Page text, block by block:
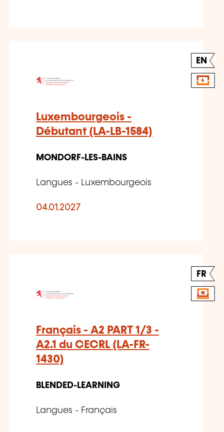
EN
Luxembourgeois -
Débutant (LA-LB-1584)
MONDORF-LES-BAINS
Langues - Luxembourgeois
04.01.2027
FR
Français - A2 PART 1/3 -
A2.1 du CECRL (LA-FR-
1430)
BLENDED-LEARNING
Langues - Français